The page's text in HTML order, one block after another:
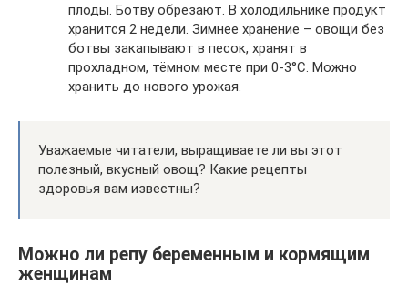
плоды. Ботву обрезают. В холодильнике продукт
хранится 2 недели. Зимнее хранение – овощи без
ботвы закапывают в песок, хранят в
прохладном, тёмном месте при 0-3°С. Можно
хранить до нового урожая.
Уважаемые читатели, выращиваете ли вы этот
полезный, вкусный овощ? Какие рецепты
здоровья вам известны?
Можно ли репу беременным и кормящим
женщинам